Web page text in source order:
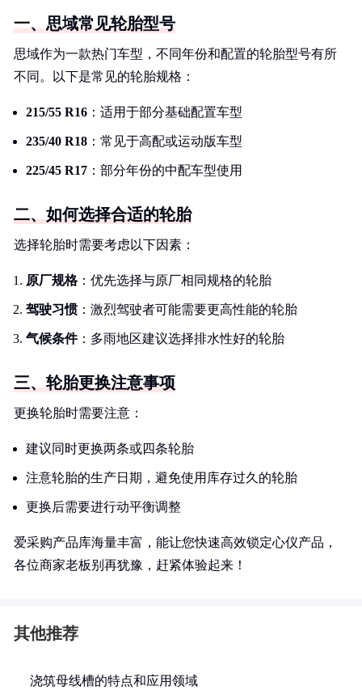
一、思域常见轮胎型号
思域作为一款热门车型，不同年份和配置的轮胎型号有所
不同。以下是常见的轮胎规格：
215/55 R16 ：适用于部分基础配置车型
235/40 R18 ：常见于高配或运动版车型
225/45 R17 ：部分年份的中配车型使用
二、如何选择合适的轮胎
选择轮胎时需要考虑以下因素：
原厂规格：优先选择与原厂相同规格的轮胎
驾驶习惯：激烈驾驶者可能需要更高性能的轮胎
气候条件：多雨地区建议选择排水性好的轮胎
三、轮胎更换注意事项
更换轮胎时需要注意：
建议同时更换两条或四条轮胎
注意轮胎的生产日期，避免使用库存过久的轮胎
更换后需要进行动平衡调整
爱采购产品库海量丰富，能让您快速高效锁定心仪产品，
各位商家老板别再犹豫，赶紧体验起来！
其他推荐
浇筑母线槽的特点和应用领域